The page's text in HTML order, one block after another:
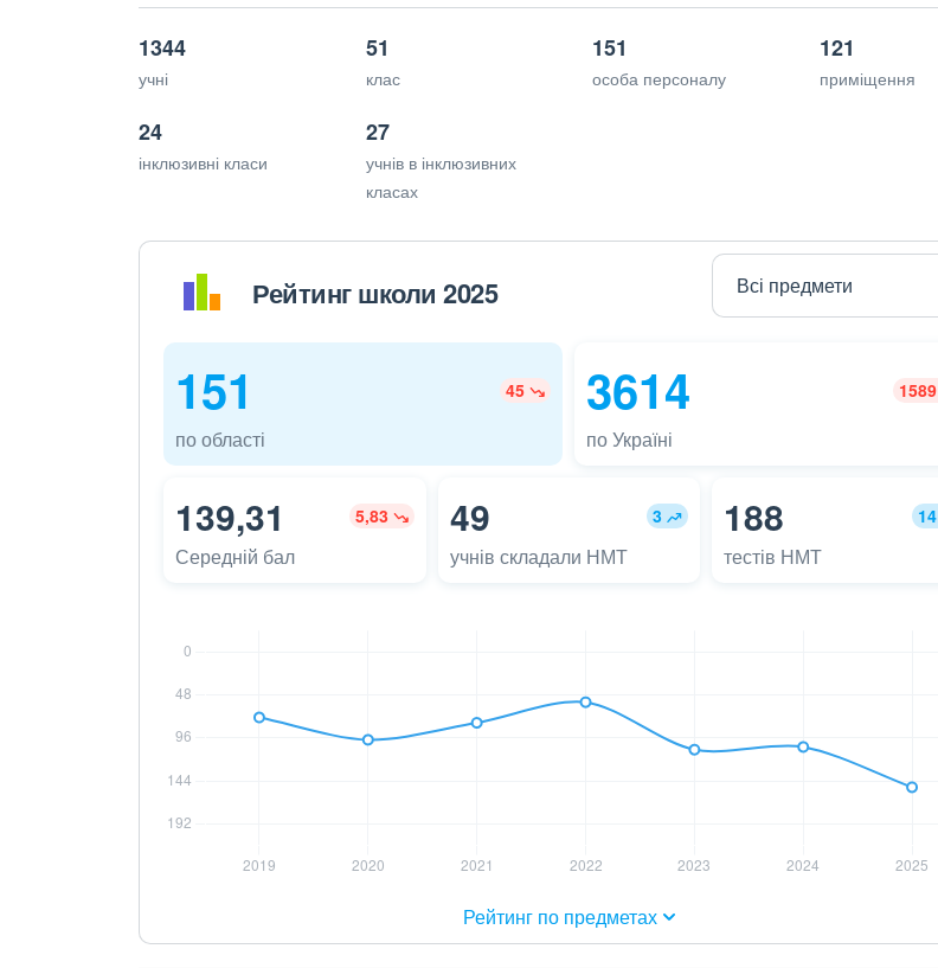
1344
учні
51
клас
151
особа персоналу
121
приміщення
24
інклюзивні класи
27
учнів в інклюзивних
класах
Рейтинг школи 2025
151 45
по області
3614 1589
по Україні
139,31 5,83
Середній бал
49 3
учнів складали НМТ
188 14
тестів НМТ
Рейтинг по предметах